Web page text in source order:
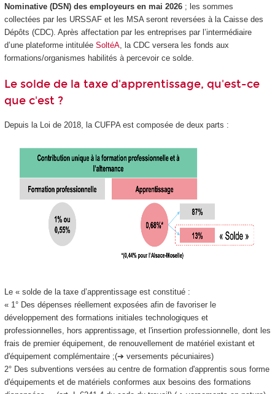
Nominative (DSN) des employeurs en mai 2026; les sommes
collectées par les URSSAF et les MSA seront reversées à la Caisse des
Dépôts (CDC). Après affectation par les entreprises par l’intermédiaire
d’une plateforme intitulée SoltéA, la CDC versera les fonds aux
formations/organismes habilités à percevoir ce solde.
Le solde de la taxe d'apprentissage, qu'est-ce
que c'est ?
Depuis la Loi de 2018, la CUFPA est composée de deux parts :
Le « solde de la taxe d’apprentissage est constitué :
« 1° Des dépenses réellement exposées afin de favoriser le
développement des formations initiales technologiques et
professionnelles, hors apprentissage, et l'insertion professionnelle, dont les
frais de premier équipement, de renouvellement de matériel existant et
d'équipement complémentaire ;(➔ versements pécuniaires)
2° Des subventions versées au centre de formation d'apprentis sous forme
d'équipements et de matériels conformes aux besoins des formations